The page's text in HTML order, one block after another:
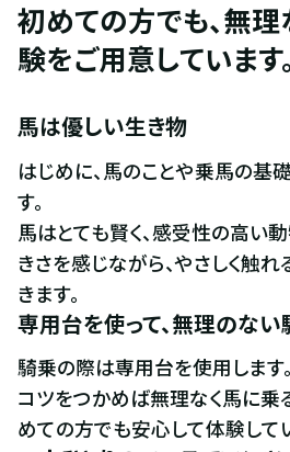
初めての方でも、無
験をご用意しています。
馬は優しい生き物
はじめに、馬のことや乗馬の基
す。
馬はとても賢く、感受性の高い
きさを感じながら、やさしく触
きます。
専用台を使って、無理のない
騎乗の際は専用台を使用します。
コツをつかめば無理なく馬に乗
めての方でも安心して体験して